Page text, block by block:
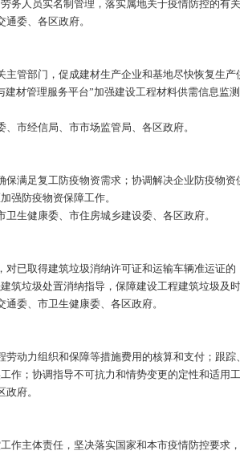
务人员实名制管理，落实属地关于疫情防控的有关
委、各区政府。
部门，促成建材生产企业和基地尽快恢复生产
材管理服务平台”加强建设工程材料供需信息监测
市经信局、市市场监管局、各区政府。
足复工防疫物资需求；协调解决企业防疫物资
强防疫物资保障工作。
生健康委、市住房城乡建设委、各区政府。
取得建筑垃圾消纳许可证和运输车辆准运证的
垃圾处置消纳指导，保障建设工程建筑垃圾及
委、市卫生健康委、各区政府。
力组织和保障等措施费用的核算和支付；跟踪
作；协调指导不可抗力和情势变更的定性和适用工
府。
主体责任，坚决落实国家和本市疫情防控要求